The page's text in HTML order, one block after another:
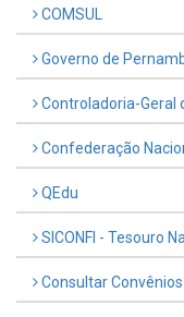
COMSUL
Governo de
Controladoria-Geral
Confederação
QEdu
SICONFI - Tesouro
Consultar Convênios